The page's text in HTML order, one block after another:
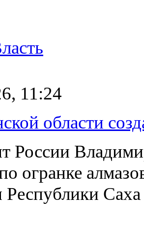
11:24
области
России
огранке
Республики